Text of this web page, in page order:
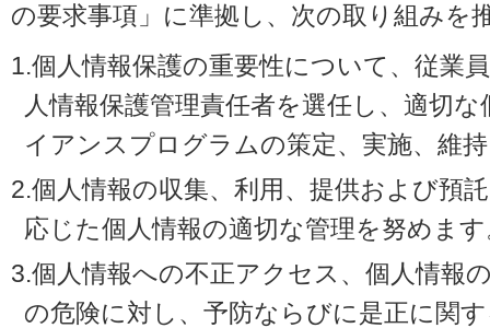
の要求事項」に準拠し、次の取り組みを
1.個人情報保護の重要性について、従業
人情報保護管理責任者を選任し、適切
イアンスプログラムの策定、実施、維
2.個人情報の収集、利用、提供および預
応じた個人情報の適切な管理を努めま
3.個人情報への不正アクセス、個人情報
の危険に対し、予防ならびに是正に関